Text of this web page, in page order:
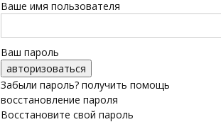
Ваше имя пользователя
Ваш пароль
Забыли пароль? получить помощь
восстановление пароля
Восстановите свой пароль